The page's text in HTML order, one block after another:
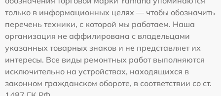
только в информационных целях — чтобы обозначить
перечень техники, с которой мы работаем. Наша
организация не аффилирована с владельцами
указанных товарных знаков и не представляет их
интересы. Все виды ремонтных работ выполняются
исключительно на устройствах, находящихся в
законном гражданском обороте, в соответствии со ст.